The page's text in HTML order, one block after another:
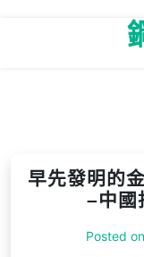
早先發明的
–中國
Posted on